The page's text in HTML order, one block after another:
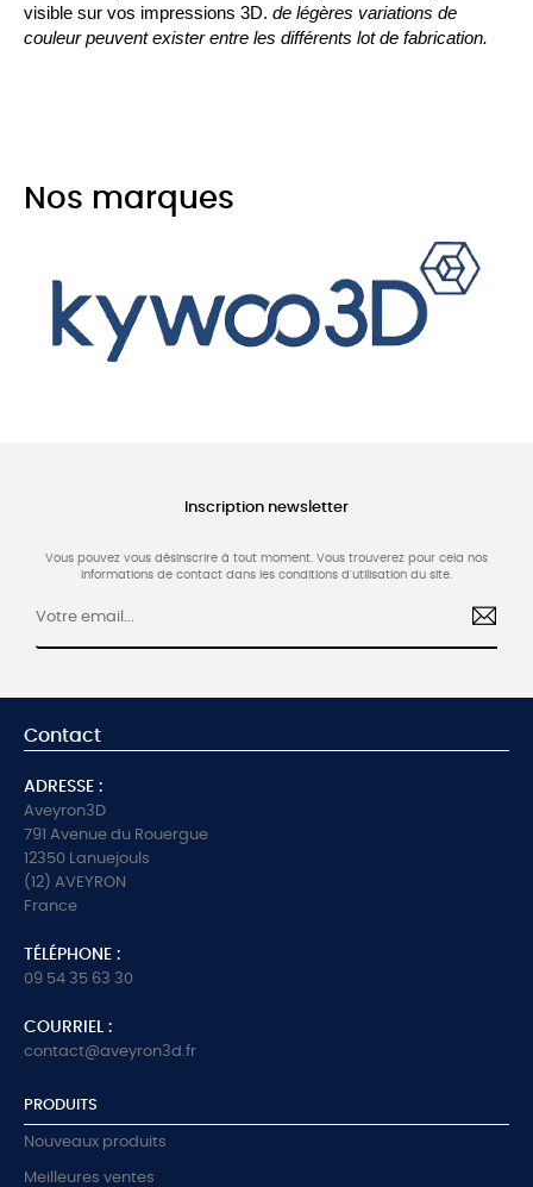
visible sur vos impressions 3D. de légères variations de
couleur peuvent exister entre les différents lot de fabrication.
Nos marques
Inscription newsletter
Vous pouvez vous désinscrire à tout moment. Vous trouverez pour cela nos
informations de contact dans les conditions d'utilisation du site.
Contact
ADRESSE :
Aveyron3D
791 Avenue du Rouergue
12350 Lanuejouls
(12) AVEYRON
France
TÉLÉPHONE :
09 54 35 63 30
COURRIEL :
contact@aveyron3d.fr
PRODUITS
Nouveaux produits
Meilleures ventes